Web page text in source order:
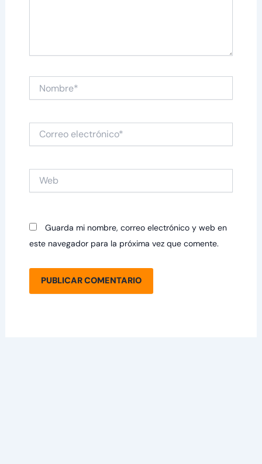
Correo
electrónico*
Guarda mi nombre, correo electrónico y web en
este navegador para la próxima vez que comente.